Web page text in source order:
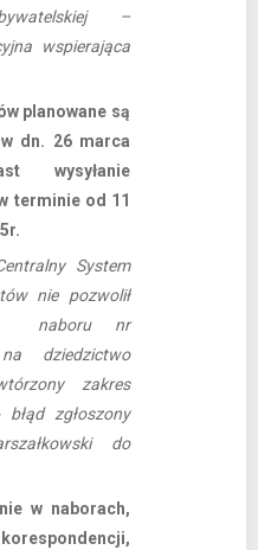
–
wspierająca
planowane są
dn. 26 marca
wysyłanie
terminie od 11
System
nie pozwolił
naboru nr
dziedzictwo
zakres
zgłoszony
do
w naborach,